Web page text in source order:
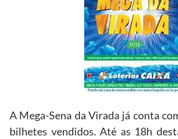
A Mega-Sena da Virada já conta
bilhetes vendidos. Até as 18h